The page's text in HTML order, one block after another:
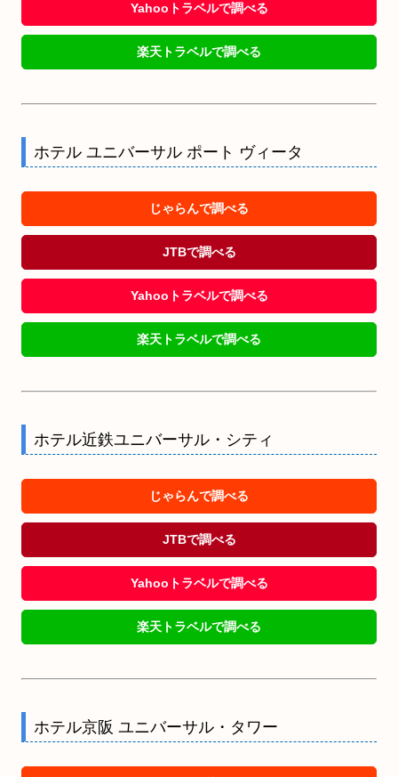
Yahooトラベルで調べる
楽天トラベルで調べる
ホテル ユニバーサル ポート ヴィータ
じゃらんで調べる
JTBで調べる
Yahooトラベルで調べる
楽天トラベルで調べる
ホテル近鉄ユニバーサル・シティ
じゃらんで調べる
JTBで調べる
Yahooトラベルで調べる
楽天トラベルで調べる
ホテル京阪 ユニバーサル・タワー